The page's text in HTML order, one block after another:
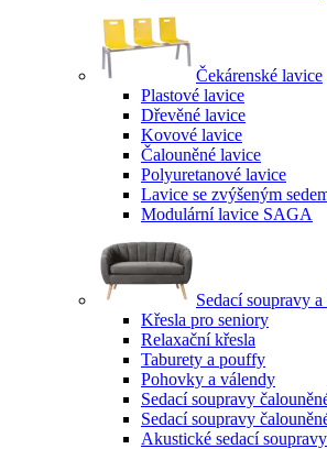
Čekárenské lavice
Plastové lavice
Dřevěné lavice
Kovové lavice
Čalouněné lavice
Polyuretanové lavice
Lavice se zvýšeným
Modulární lavice SAGA
Sedací soupravy a
Křesla pro seniory
Relaxační křesla
Taburety a pouffy
Pohovky a válendy
Sedací soupravy
Sedací soupravy
Akustické sedací soupravy